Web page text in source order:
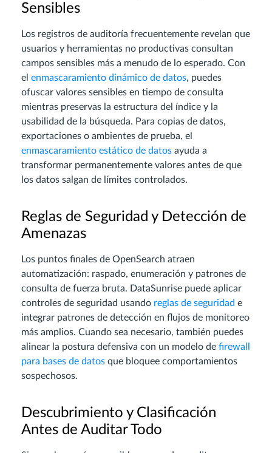
Sensibles
Los registros de auditoría frecuentemente revelan que
usuarios y herramientas no productivas consultan
campos sensibles más a menudo de lo esperado. Con
el enmascaramiento dinámico de datos, puedes
ofuscar valores sensibles en tiempo de consulta
mientras preservas la estructura del índice y la
usabilidad de la búsqueda. Para copias de datos,
exportaciones o ambientes de prueba, el
enmascaramiento estático de datos ayuda a
transformar permanentemente valores antes de que
los datos salgan de límites controlados.
Reglas de Seguridad y Detección de
Amenazas
Los puntos finales de OpenSearch atraen
automatización: raspado, enumeración y patrones de
consulta de fuerza bruta. DataSunrise puede aplicar
controles de seguridad usando reglas de seguridad e
integrar patrones de detección en flujos de monitoreo
más amplios. Cuando sea necesario, también puedes
alinear la postura defensiva con un modelo de firewall
para bases de datos que bloquee comportamientos
sospechosos.
Descubrimiento y Clasificación
Antes de Auditar Todo